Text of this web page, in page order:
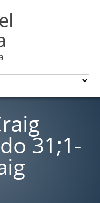
31;1-